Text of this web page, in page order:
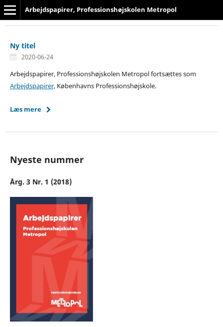
Arbejdspapirer, Professionshøjskolen Metropol
Ny titel
2020-06-24
Arbejdspapirer, Professionshøjskolen Metropol fortsættes som
Arbejdspapirer,Københavns Professionshøjskole.
Læs mere
Nyeste nummer
Årg. 3 Nr. 1 (2018)